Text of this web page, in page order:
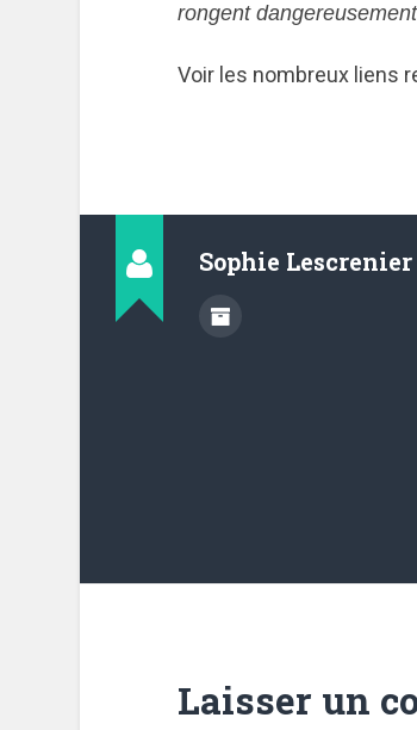
rongent
Voir les nombreux liens
Sophie Lescrenier
Laisser un